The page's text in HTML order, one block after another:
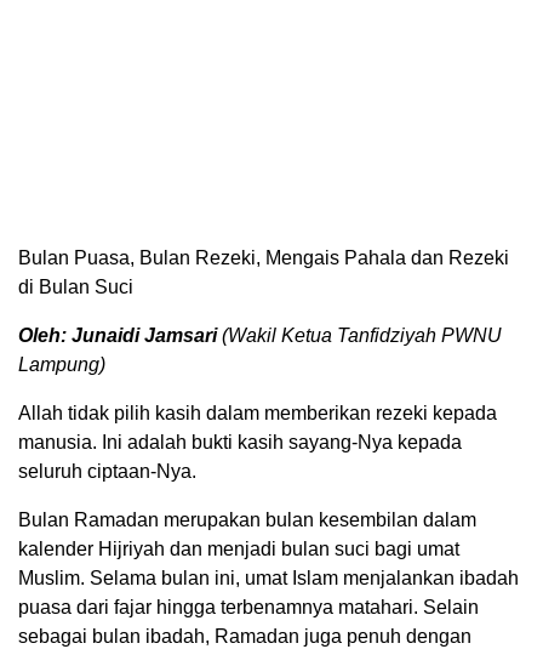
Bulan Puasa, Bulan Rezeki, Mengais Pahala dan Rezeki
di Bulan Suci
Oleh: Junaidi Jamsari(Wakil Ketua Tanfidziyah PWNU
Lampung)
Allah tidak pilih kasih dalam memberikan rezeki kepada
manusia. Ini adalah bukti kasih sayang-Nya kepada
seluruh ciptaan-Nya.
Bulan Ramadan merupakan bulan kesembilan dalam
kalender Hijriyah dan menjadi bulan suci bagi umat
Muslim. Selama bulan ini, umat Islam menjalankan ibadah
puasa dari fajar hingga terbenamnya matahari. Selain
sebagai bulan ibadah, Ramadan juga penuh dengan